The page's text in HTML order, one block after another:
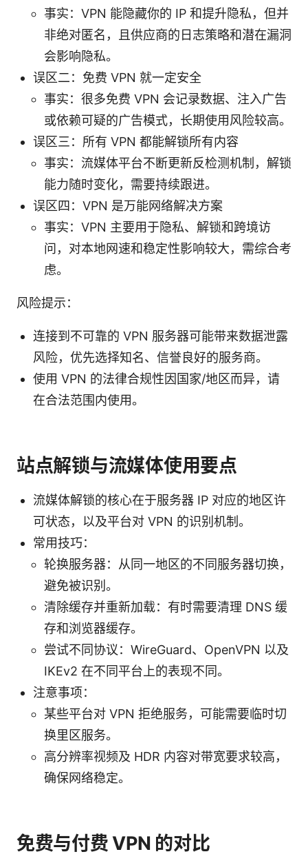
事实：VPN 能隐藏你的 IP 和提升隐私，但并
非绝对匿名，且供应商的日志策略和潜在漏洞
会影响隐私。
误区二：免费 VPN 就一定安全
事实：很多免费 VPN 会记录数据、注入广告
或依赖可疑的广告模式，长期使用风险较高。
误区三：所有 VPN 都能解锁所有内容
事实：流媒体平台不断更新反检测机制，解锁
能力随时变化，需要持续跟进。
误区四：VPN 是万能网络解决方案
事实：VPN 主要用于隐私、解锁和跨境访
问，对本地网速和稳定性影响较大，需综合考
虑。
风险提示：
连接到不可靠的 VPN 服务器可能带来数据泄露
风险，优先选择知名、信誉良好的服务商。
使用 VPN 的法律合规性因国家/地区而异，请
在合法范围内使用。
站点解锁与流媒体使用要点
流媒体解锁的核心在于服务器 IP 对应的地区许
可状态，以及平台对 VPN 的识别机制。
常用技巧：
轮换服务器：从同一地区的不同服务器切换，
避免被识别。
清除缓存并重新加载：有时需要清理 DNS 缓
存和浏览器缓存。
尝试不同协议：WireGuard、OpenVPN 以及
IKEv2 在不同平台上的表现不同。
注意事项：
某些平台对 VPN 拒绝服务，可能需要临时切
换里区服务。
高分辨率视频及 HDR 内容对带宽要求较高，
确保网络稳定。
免费与付费 VPN 的对比